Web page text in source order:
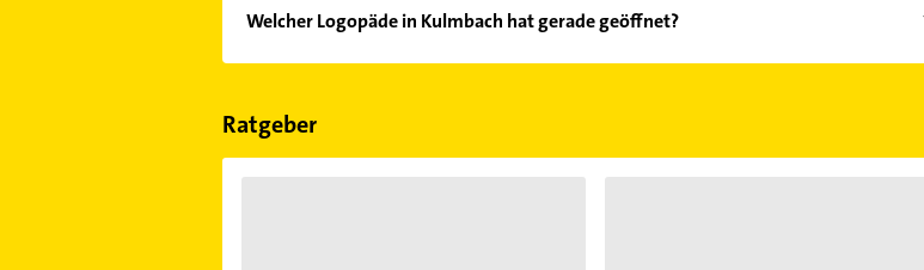
Welcher Logopäde in Kulmbach hat gerade geöffnet?
Im Anbieter-Bereich finden Sie alleÖffnungszeiten. Bitte beachten Sie, dass diese an
Ratgeber